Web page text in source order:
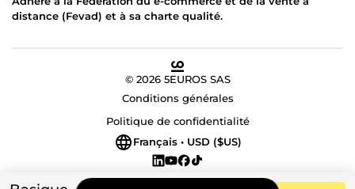
distance (Fevad) et à sa charte qualité.
© 2026 5EUROS SAS
Conditions générales
Politique de confidentialité
Français • USD ($US)